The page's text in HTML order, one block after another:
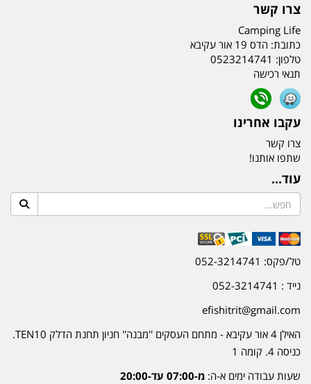
צרו קשר
Camping Life
כתובת: הדס 19 אור עקיבא
טלפון: 0523214741
תנאי רכישה
עקבו אחרינו
צרו קשר
שתפו אותנו!
עוד...
טל/פקס: 052-3214741
נייד : 052-3214741
efishitrit@gmail.com
האילן 4 אור עקיבא - מתחם העסקים ''מבנה'' חניון תחנת הדלק TEN10.
כניסה 4. קומה 1
שעות עבודה ימים א-ה: מ-07:00 עד-20:00